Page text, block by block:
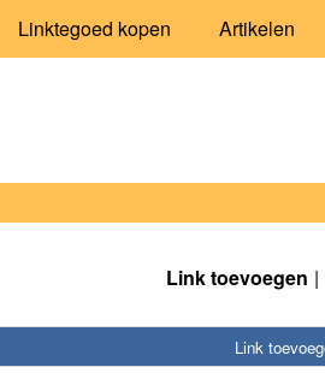
Linktegoed kopen Artikelen
Link toevoegen
Link